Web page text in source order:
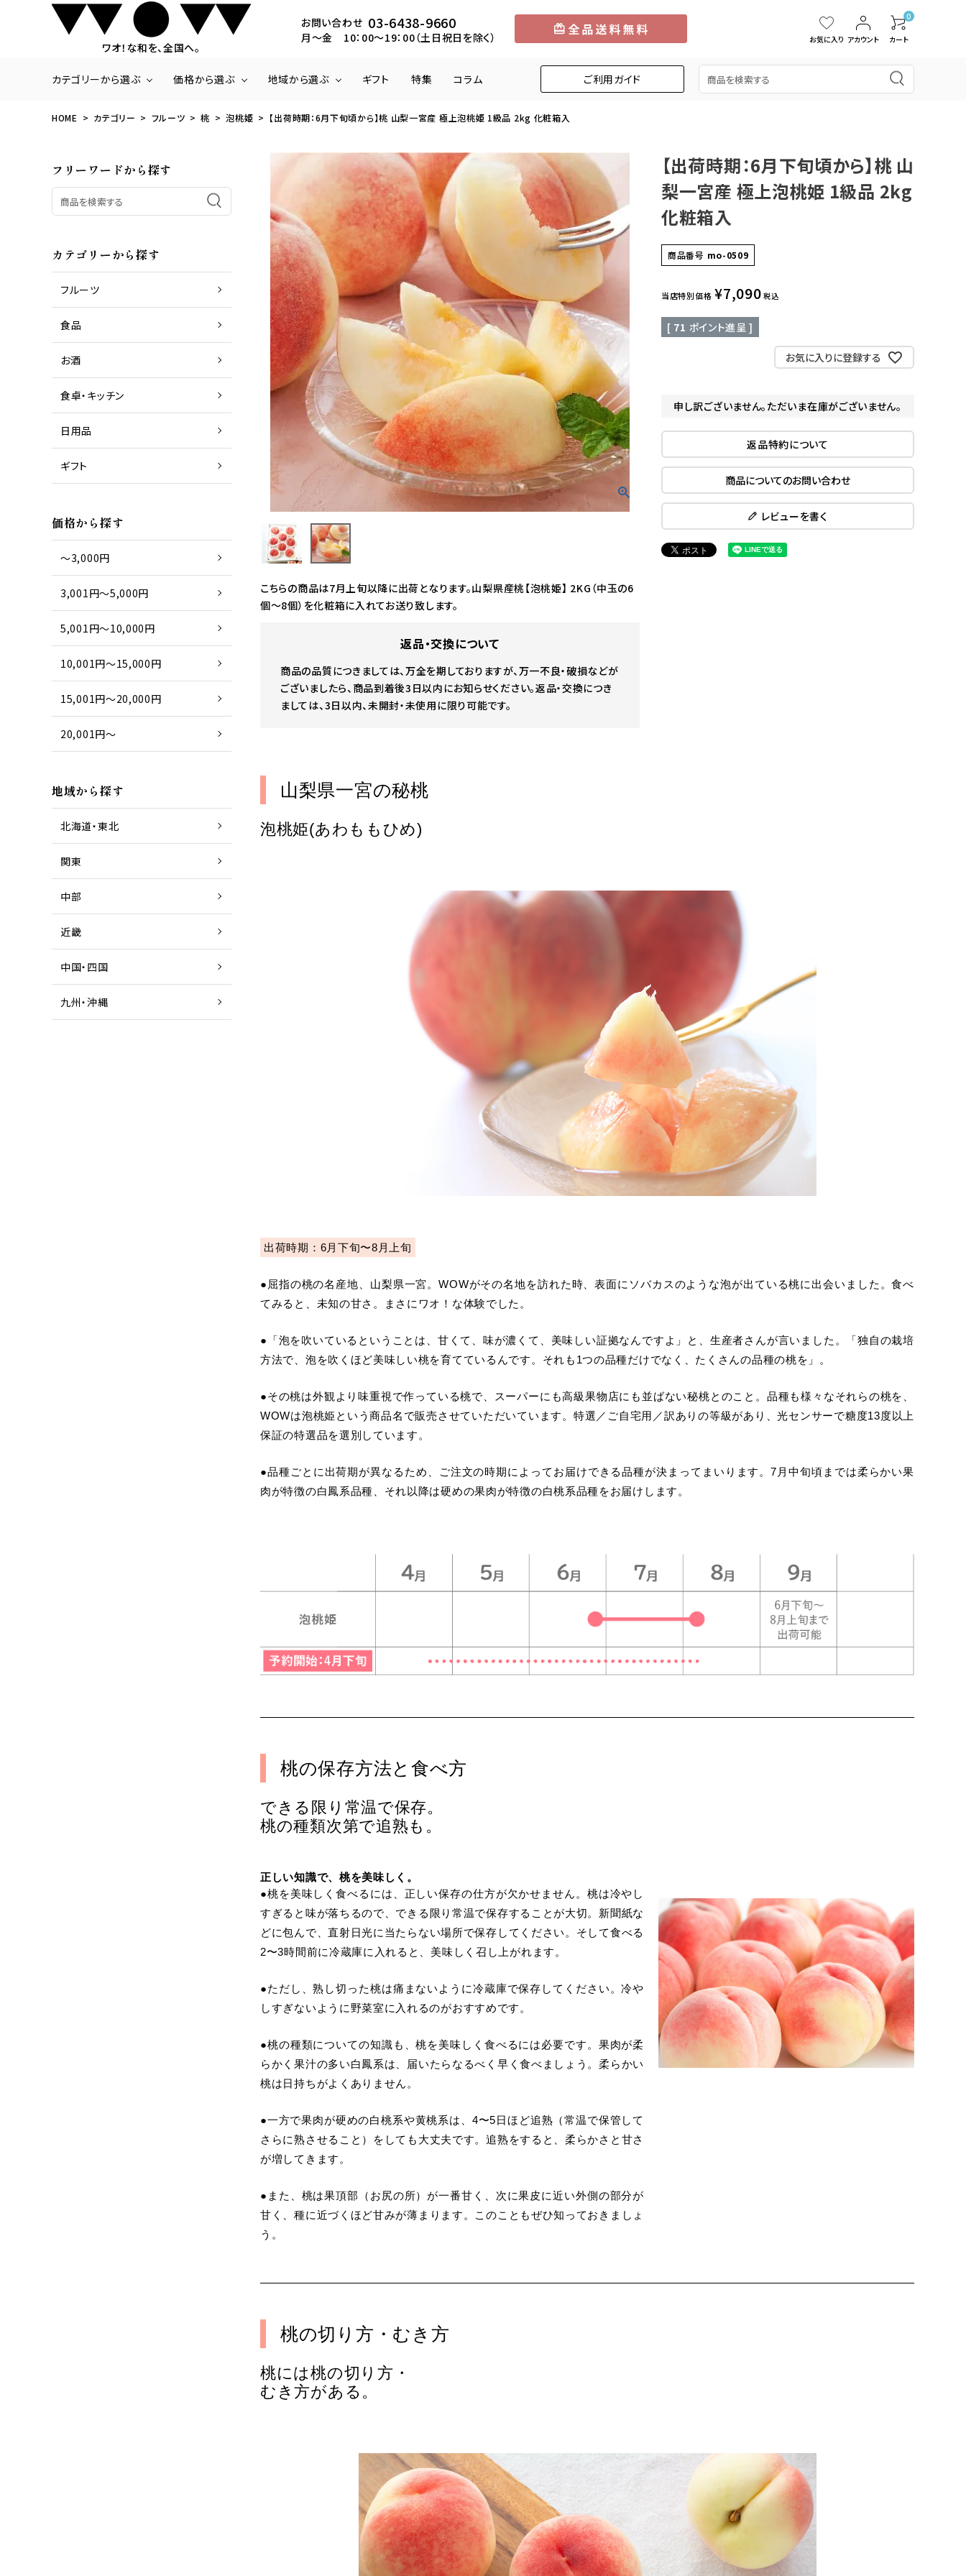
ワオ！な和を、全国へ。
お問い合わせ 03-6438-9660
月～金 10：00～19：00（土日祝日を除く） お気に入り アカウント
0
カート
カテゴリーから選ぶ
商品一覧 メロン マンゴー スイカ
タンカン
ラ・フランス
さくらんぼ りんご
ぶどう
みかん
梨 くり びわ ブルーベリー
商品一覧 お肉 お米 野菜
商品一覧 日本酒
商品一覧 グラス
商品一覧 マフラー ハンカチ
価格から選ぶ
～3,000円 5,001円～10,000円 10,001円～15,000円
15,001円～20,000円
20,001円～
地域から選ぶ
北海道・東北 中部 近畿
中国・四国
九州・沖縄
ギフト 特集 コラム ご利用ガイド
HOME カテゴリー フルーツ 桃 泡桃姫 【出荷時期：6月下旬頃から】桃 山梨一宮産 極上泡桃姫 1級品 2kg 化粧箱入
フリーワードから探す
カテゴリーから探す
フルーツ
食品
お酒
食卓・キッチン
日用品
ギフト
価格から探す
～3,000円
3,001円～5,000円
5,001円～10,000円
10,001円～15,000円
15,001円～20,000円
20,001円～
地域から探す
北海道・東北
関東
中部
近畿
中国・四国
九州・沖縄
こちらの商品は7月上旬以降に出荷となります。山梨県産桃【泡桃姫】 2KG（中玉の6
個～8個）を化粧箱に入れてお送り致します。
返品・交換について
商品の品質につきましては、万全を期しておりますが、万一不良・破損などが
ございましたら、商品到着後3日以内にお知らせください。返品・交換につき
ましては、3日以内、未開封・未使用に限り可能です。
【出荷時期：6月下旬頃から】桃 山
梨一宮産 極上泡桃姫 1級品 2kg
化粧箱入
商品番号 mo-0509
当店特別価格 ¥7,090 税込
[ 71 ポイント進呈 ]
お気に入りに登録する
申し訳ございません。ただいま在庫がございません。
返品特約について
商品についてのお問い合わせ
レビューを書く
山梨県一宮の秘桃
泡桃姫(あわももひめ)
出荷時期：6月下旬〜8月上旬
●屈指の桃の名産地、山梨県一宮。WOWがその名地を訪れた時、表面にソバカスのような泡が出ている桃に出会いました。食べ
てみると、未知の甘さ。まさにワオ！な体験でした。
●「泡を吹いているということは、甘くて、味が濃くて、美味しい証拠なんですよ」と、生産者さんが言いました。「独自の栽培
方法で、泡を吹くほど美味しい桃を育てているんです。それも1つの品種だけでなく、たくさんの品種の桃を」。
●その桃は外観より味重視で作っている桃で、スーパーにも高級果物店にも並ばない秘桃とのこと。品種も様々なそれらの桃を、
WOWは泡桃姫という商品名で販売させていただいています。特選／ご自宅用／訳ありの等級があり、光センサーで糖度13度以上
保証の特選品を選別しています。
●品種ごとに出荷期が異なるため、ご注文の時期によってお届けできる品種が決まってまいります。7月中旬頃までは柔らかい果
肉が特徴の白鳳系品種、それ以降は硬めの果肉が特徴の白桃系品種をお届けします。
桃の保存方法と食べ方
できる限り常温で保存。
桃の種類次第で追熟も。
正しい知識で、桃を美味しく。
●桃を美味しく食べるには、正しい保存の仕方が欠かせません。桃は冷やし
すぎると味が落ちるので、できる限り常温で保存することが大切。新聞紙な
どに包んで、直射日光に当たらない場所で保存してください。そして食べる
2〜3時間前に冷蔵庫に入れると、美味しく召し上がれます。
●ただし、熟し切った桃は痛まないように冷蔵庫で保存してください。冷や
しすぎないように野菜室に入れるのがおすすめです。
●桃の種類についての知識も、桃を美味しく食べるには必要です。果肉が柔
らかく果汁の多い白鳳系は、届いたらなるべく早く食べましょう。柔らかい
桃は日持ちがよくありません。
●一方で果肉が硬めの白桃系や黄桃系は、4〜5日ほど追熟（常温で保管して
さらに熟させること）をしても大丈夫です。追熟をすると、柔らかさと甘さ
が増してきます。
●また、桃は果頂部（お尻の所）が一番甘く、次に果皮に近い外側の部分が
甘く、種に近づくほど甘みが薄まります。このこともぜひ知っておきましょ
う。
桃の切り方・むき方
桃には桃の切り方・
むき方がある。